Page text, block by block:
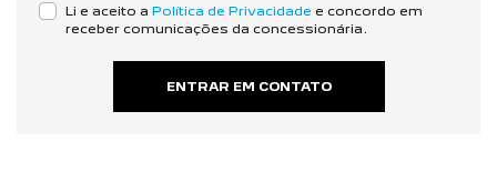
Li e aceito a Política de Privacidade e concordo em
receber comunicações da concessionária.
ENTRAR EM CONTATO